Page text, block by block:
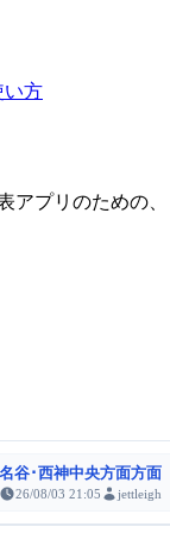
い方
プリのための
名谷･西神中央方面方面
26/08/03 21:05 jettleigh